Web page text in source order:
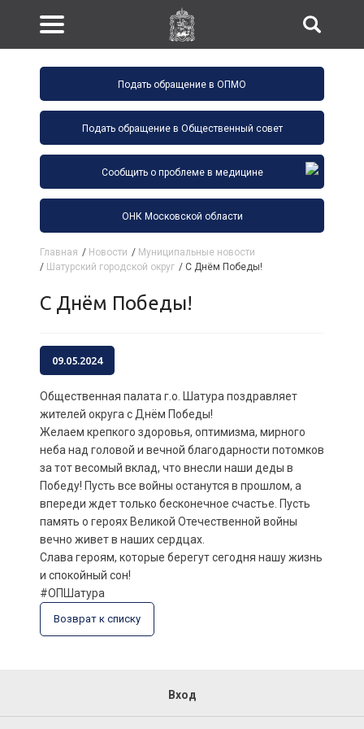
Подать обращение в ОПМО
Подать обращение в Общественный совет
Сообщить о проблеме в медицине
ОНК Московской области
Главная / Новости / Муниципальные новости
/ Шатурский городской округ / С Днём Победы!
С Днём Победы!
09.05.2024
Общественная палата г.о. Шатура поздравляет
жителей округа с Днём Победы!
Желаем крепкого здоровья, оптимизма, мирного
неба над головой и вечной благодарности потомков
за тот весомый вклад, что внесли наши деды в
Победу! Пусть все войны останутся в прошлом, а
впереди ждет только бесконечное счастье. Пусть
память о героях Великой Отечественной войны
вечно живет в наших сердцах.
Слава героям, которые берегут сегодня нашу жизнь
и спокойный сон!
#ОПШатура
Возврат к списку
Вход